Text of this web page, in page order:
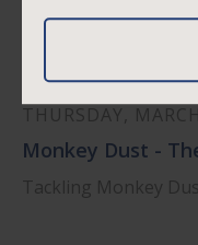
THURSDAY,
Monkey Dust -
Tackling Monkey